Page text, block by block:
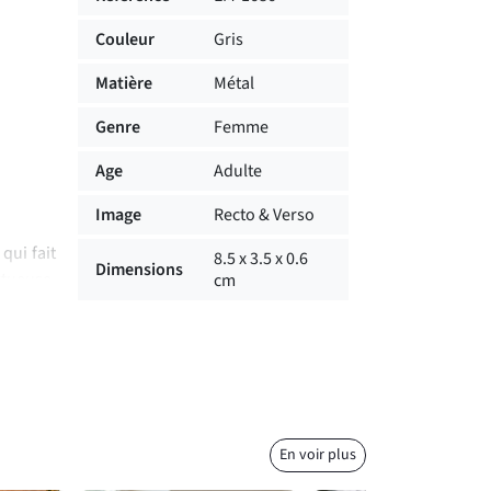
fait
Couleur
Gris
Matière
Métal
Genre
Femme
Age
Adulte
Image
Recto & Verso
Dimensions
8.5 x 3.5 x 0.6
cm
En voir plus